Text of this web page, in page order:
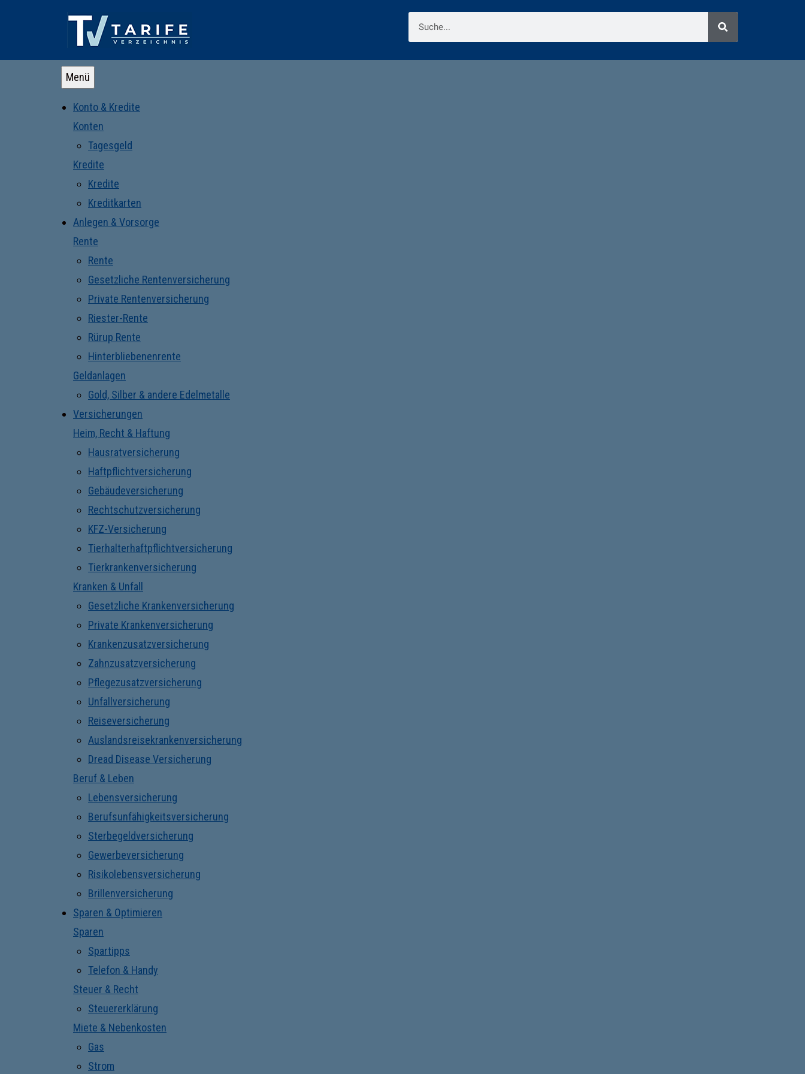
Menü
Konto & Kredite
Konten
Tagesgeld
Kredite
Kredite
Kreditkarten
Anlegen & Vorsorge
Rente
Rente
Gesetzliche Rentenversicherung
Private Rentenversicherung
Riester-Rente
Rürup Rente
Hinterbliebenenrente
Geldanlagen
Gold, Silber & andere Edelmetalle
Versicherungen
Heim, Recht & Haftung
Hausratversicherung
Haftpflichtversicherung
Gebäudeversicherung
Rechtschutzversicherung
KFZ-Versicherung
Tierhalterhaftpflichtversicherung
Tierkrankenversicherung
Kranken & Unfall
Gesetzliche Krankenversicherung
Private Krankenversicherung
Krankenzusatzversicherung
Zahnzusatzversicherung
Pflegezusatzversicherung
Unfallversicherung
Reiseversicherung
Auslandsreisekrankenversicherung
Dread Disease Versicherung
Beruf & Leben
Lebensversicherung
Berufsunfähigkeitsversicherung
Sterbegeldversicherung
Gewerbeversicherung
Risikolebensversicherung
Brillenversicherung
Sparen & Optimieren
Sparen
Spartipps
Telefon & Handy
Steuer & Recht
Steuererklärung
Miete & Nebenkosten
Gas
Strom